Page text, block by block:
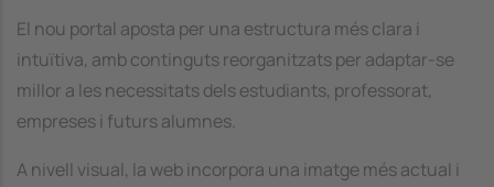
El nou portal aposta per una estructura més clara i
intuïtiva, amb continguts reorganitzats per adaptar-se
millor a les necessitats dels estudiants, professorat,
empreses i futurs alumnes.
A nivell visual, la web incorpora una imatge més actual i